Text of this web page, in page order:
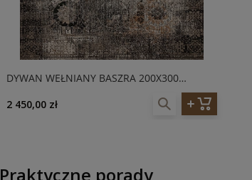
DYWAN WEŁNIANY BASZRA 200X300
2 450,00 zł
Praktyczne porady